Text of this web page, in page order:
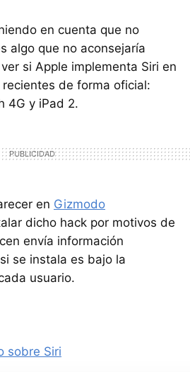
en cuenta que no
algo que no aconsejaría
si Apple implementa Siri en
de forma oficial:
4G y iPad 2.
en Gizmodo
dicho hack por motivos de
envía información
se instala es bajo la
usuario.
sobre Siri